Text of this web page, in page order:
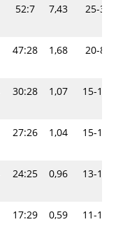
52:7 7,43 25-3
47:28 1,68 20-8
30:28 1,07 15-13
27:26 1,04 15-13
24:25 0,96 13-15
17:29 0,59 11-17